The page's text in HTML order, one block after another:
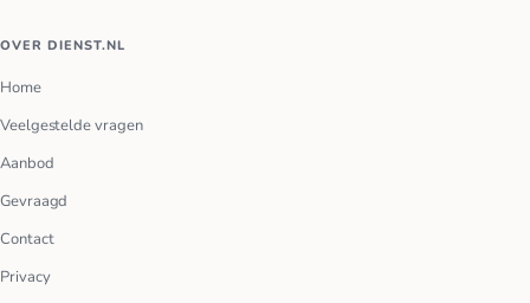
OVER DIENST.NL
Home
Veelgestelde vragen
Aanbod
Gevraagd
Contact
Privacy